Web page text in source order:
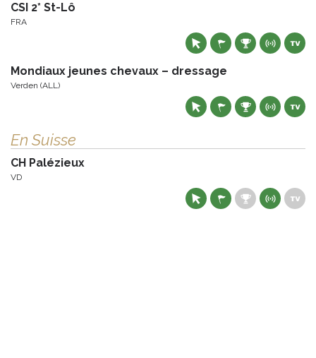
CSI 2* St-Lô
FRA
Mondiaux jeunes chevaux – dressage
Verden (ALL)
En Suisse
CH Palézieux
VD